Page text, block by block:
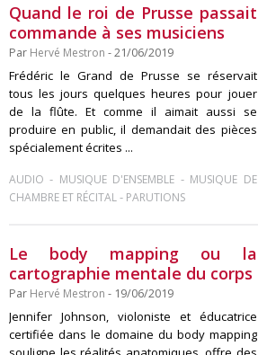
Quand le roi de Prusse passait
commande à ses musiciens
Par Hervé Mestron - 21/06/2019
Frédéric le Grand de Prusse se réservait
tous les jours quelques heures pour jouer
de la flûte. Et comme il aimait aussi se
produire en public, il demandait des pièces
spécialement écrites ...
AUDIO - MUSIQUE D'ENSEMBLE - MUSIQUE DE
CHAMBRE ET RÉCITAL- PARUTIONS
Le body mapping ou la
cartographie mentale du corps
Par Hervé Mestron - 19/06/2019
Jennifer Johnson, violoniste et éducatrice
certifiée dans le domaine du body mapping